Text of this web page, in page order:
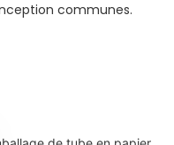
communes.